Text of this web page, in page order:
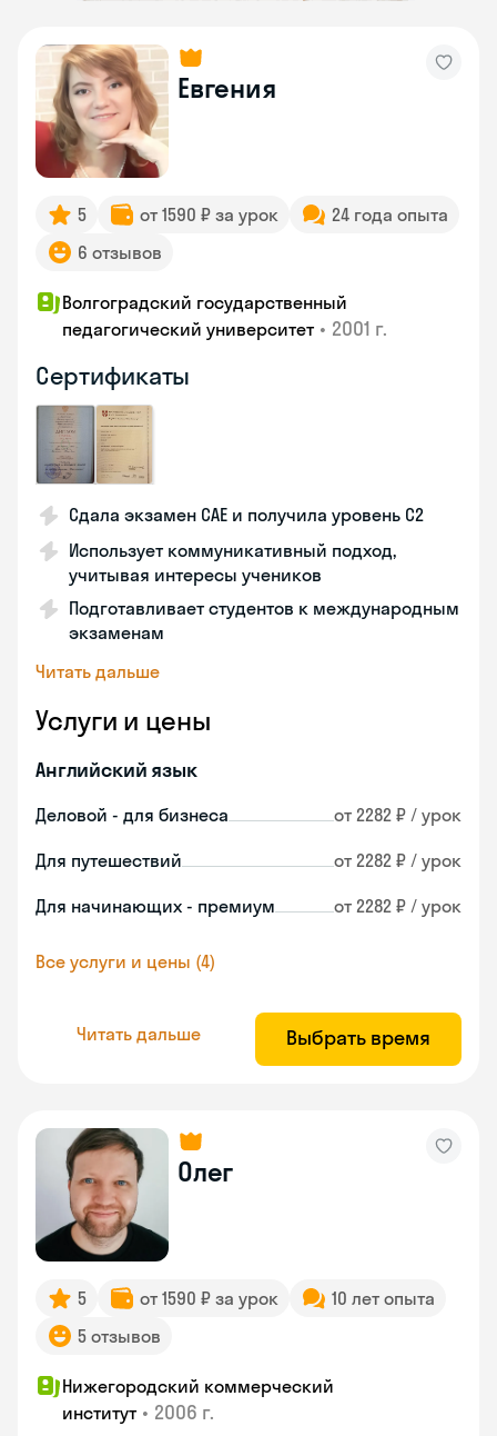
Евгения
5 от 1590 ₽ за урок
24 года опыта
6 отзывов
Волгоградский государственный
педагогический университет • 2001 г.
Сертификаты
Сдала экзамен CAE и получила уровень С2
Использует коммуникативный подход,
учитывая интересы учеников
Подготавливает студентов к международным
экзаменам
Читать дальше
Услуги и цены
Английский язык
Деловой - для бизнеса от 2282 ₽ / урок
Для путешествий от 2282 ₽ / урок
Для начинающих - премиум от 2282 ₽ / урок
Все услуги и цены (4)
Читать дальше Выбрать время
Олег
5 от 1590 ₽ за урок
10 лет опыта
5 отзывов
Нижегородский коммерческий
институт • 2006 г.